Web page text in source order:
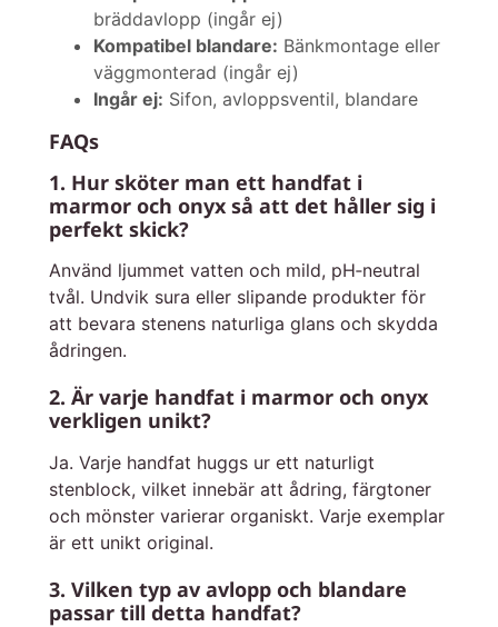
bräddavlopp (ingår ej)
Kompatibel blandare: Bänkmontage eller
väggmonterad (ingår ej)
Ingår ej: Sifon, avloppsventil, blandare
FAQs
1. Hur sköter man ett handfat i
marmor och onyx så att det håller sig i
perfekt skick?
Använd ljummet vatten och mild, pH‑neutral
tvål. Undvik sura eller slipande produkter för
att bevara stenens naturliga glans och skydda
ådringen.
2. Är varje handfat i marmor och onyx
verkligen unikt?
Ja. Varje handfat huggs ur ett naturligt
stenblock, vilket innebär att ådring, färgtoner
och mönster varierar organiskt. Varje exemplar
är ett unikt original.
3. Vilken typ av avlopp och blandare
passar till detta handfat?